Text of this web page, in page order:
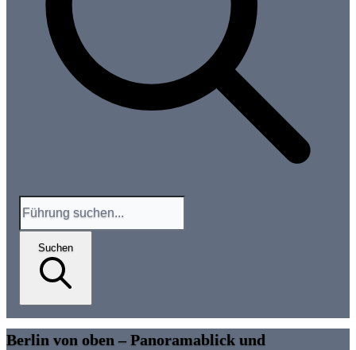
Suchen
Berlin von oben – Panoramablick und